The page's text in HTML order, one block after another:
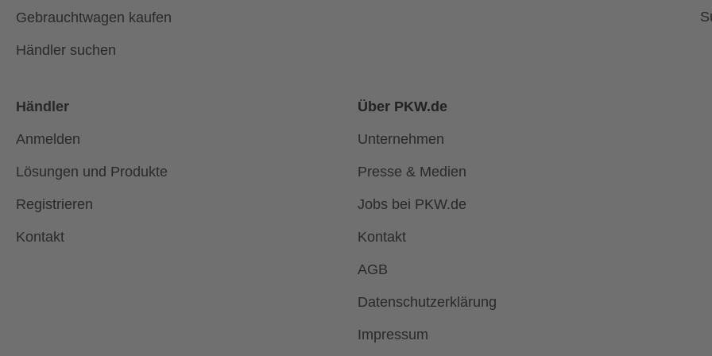
Gebrauchtwagen kaufen
Händler suchen
Händler
Anmelden
Lösungen und Produkte
Registrieren
Kontakt
Über PKW.de
Unternehmen
Presse & Medien
Jobs bei PKW.de
Kontakt
AGB
Datenschutzerklärung
Impressum